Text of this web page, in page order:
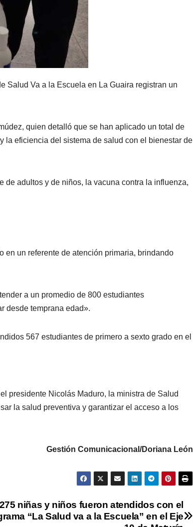
Salud Va a la Escuela en La Guaira registran un
quien detalló que se han aplicado un total de
la eficiencia del sistema de salud con el bienestar de
adultos y de niños, la vacuna contra la influenza,
en un referente de atención primaria, brindando
a un promedio de 800 estudiantes
desde temprana edad».
567 estudiantes de primero a sexto grado en el
presidente Nicolás Maduro, la ministra de Salud
la salud preventiva y garantizar el acceso a los
Gestión Comunicacional/Doriana León
275 niñas y niños fueron atendidos con el
“La Salud va a la Escuela” en el Eje